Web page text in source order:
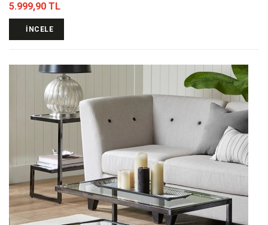
5.999,90 TL
İNCELE